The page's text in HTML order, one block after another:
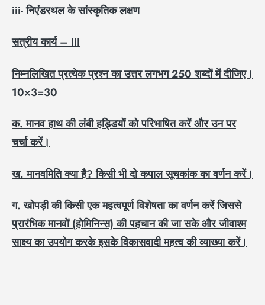
iii-निएंडरथल के सांस्कृतिक लक्षण
सत्रीय कार्य –III
निम्नलिखित प्रत्येक प्रश्न का उत्तर लगभग250शब्दों में दीजिए।
10×3=30
क. मानव हाथ की लंबी हड्डियों को परिभाषित करें और उन पर
चर्चा करें।
ख. मानवमिति क्या है?किसी भी दो कपाल सूचकांक का वर्णन करें।
ग. खोपड़ी की किसी एक महत्वपूर्ण विशेषता का वर्णन करें जिससे
प्रारंभिक मानवों (होमिनिन्स) की पहचान की जा सके और जीवाश्म
साक्ष्य का उपयोग करके इसके विकासवादी महत्व की व्याख्या करें।